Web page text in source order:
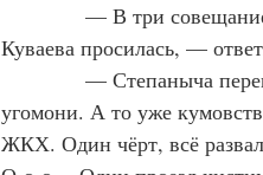
— В три
Куваева просилась, —
— Степаныча
угомони. А то уже
ЖКХ. Один чёрт, всё